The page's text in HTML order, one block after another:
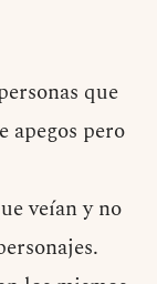
que
apegos pero
veían y no